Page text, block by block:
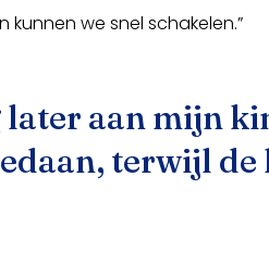
we snel schakelen.”
later aan mijn
terwijl